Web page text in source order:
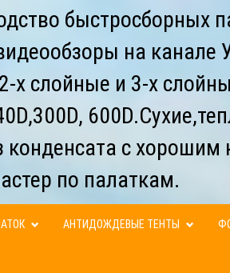
быстросборных
на канале
х слойные и 3-х
с хорошим
по палаткам.
АНТИДОЖДЕВЫЕ ТЕНТЫ